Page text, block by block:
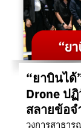
“ยาบินได้
Drone ป
สลายข้อจ
วงการสาธา